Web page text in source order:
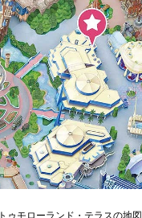
トゥモローランド・テラスの地図